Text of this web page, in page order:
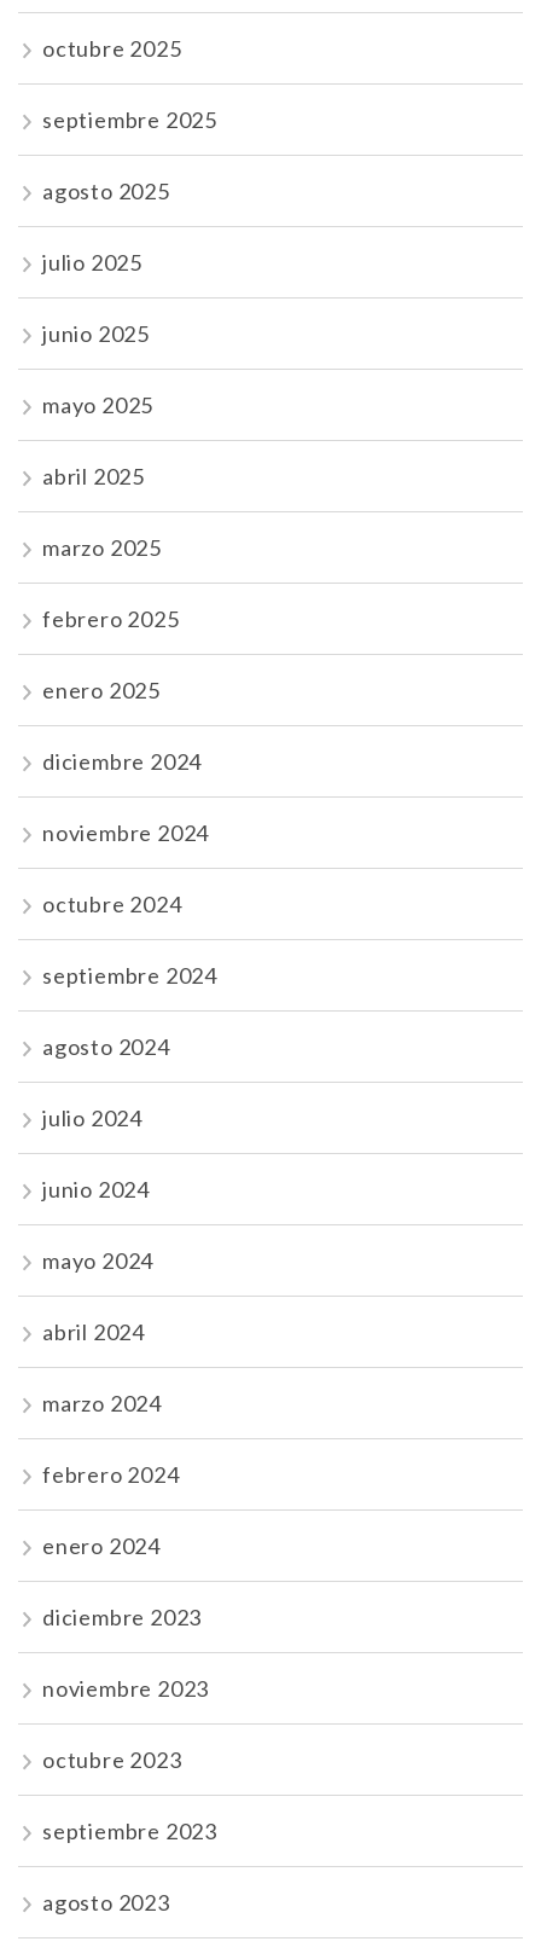
octubre 2025
septiembre 2025
agosto 2025
julio 2025
junio 2025
mayo 2025
abril 2025
marzo 2025
febrero 2025
enero 2025
diciembre 2024
noviembre 2024
octubre 2024
septiembre 2024
agosto 2024
julio 2024
junio 2024
mayo 2024
abril 2024
marzo 2024
febrero 2024
enero 2024
diciembre 2023
noviembre 2023
octubre 2023
septiembre 2023
agosto 2023